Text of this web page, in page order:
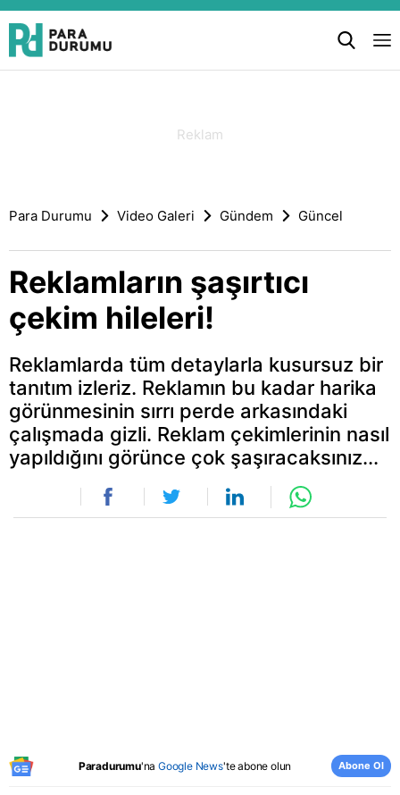
Para Durumu Video Galeri Gündem Güncel
Reklamların şaşırtıcı
çekim hileleri!
Reklamlarda tüm detaylarla kusursuz bir
tanıtım izleriz. Reklamın bu kadar harika
görünmesinin sırrı perde arkasındaki
çalışmada gizli. Reklam çekimlerinin nasıl
yapıldığını görünce çok şaşıracaksınız...
Paradurumu'naGoogle News'te abone olun Abone Ol